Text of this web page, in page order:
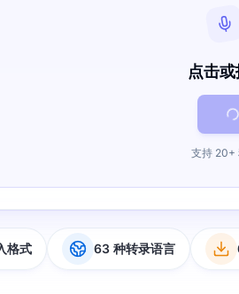
点击
支持 20+
格式 63 种转录语言